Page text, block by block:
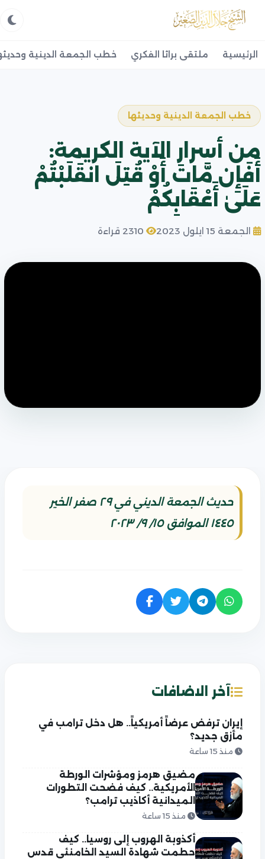
الرئيسية ملتقى براثا الفكري خطب الجمعة الدينية
خطب الجمعة الدينية وحديثها
من أسرار الآية الكريمة:
أَفَإِن مَّاتَ أَوْ قُتِلَ انقَلَبْتُمْ
عَلَىٰ أَعْقَابِكُمْ
الجمعة 15 ايلول 2023
حديث الجمعة الديني في ٢٩ صفر الخير
١٤٤٥ الموافق ١٥/ ٩/ ٢٠٢٣
آخر الاضافات
إيران ترفض عرضاً أمريكياً.. هل دخل ترامب في
مأزق جديد؟
منذ 15 ساعة
مضيق هرمز ومؤشرات الورطة
الأمريكية.. كيف فضحت التطورات
الميدانية أكاذيب ترامب؟
منذ 15 ساعة
أكذوبة الهروب إلى روسيا.. كيف
حطمت شهادة السيد الخامنئي قدس